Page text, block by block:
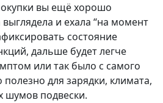
вы ещё хорошо
и ехала “на момент
состояние
дальше будет легче
или так было с самого
для зарядки, климата,
шумов подвески.